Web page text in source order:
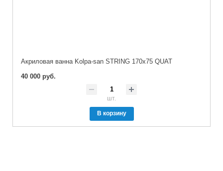
Акриловая ванна Kolpa-san STRING 170x75 QUAT
40 000 руб.
шт.
В корзину